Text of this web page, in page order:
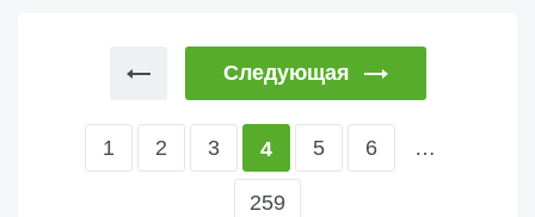
Следующая
1 2 3 4 5 6 …
259